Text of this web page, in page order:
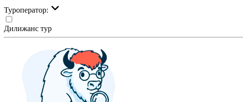
Туроператор:
Дилижанс тур